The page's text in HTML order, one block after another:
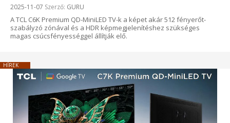
Beküldve:
2025-11-07 Szerző: GURU
A TCL C6K Premium QD-MiniLED TV-k a képet akár 512 fényerőt-
szabályzó zónával és a HDR képmegjelenítéshez szükséges
magas csúcsfényességgel állítják elő.
HÍREK